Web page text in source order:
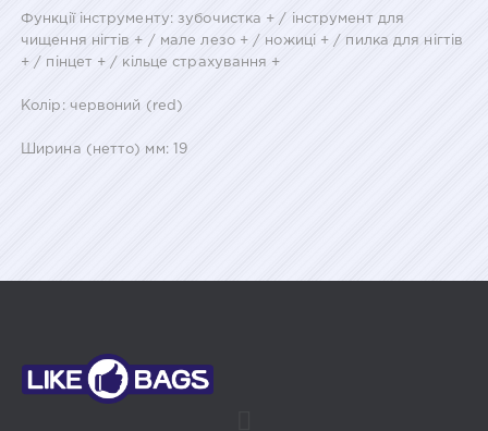
Функції інструменту: зубочистка + / інструмент для
чищення нігтів + / мале лезо + / ножиці + / пилка для нігтів
+ / пінцет + / кільце страхування +
Колір: червоний (red)
Ширина (нетто) мм: 19